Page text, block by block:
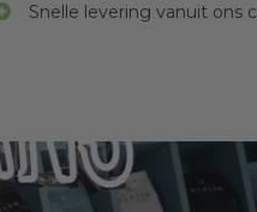
Snelle levering vanuit ons